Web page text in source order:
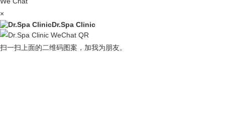
×
Dr.Spa Clinic
扫一扫上面的二维码图案，加我为朋友。